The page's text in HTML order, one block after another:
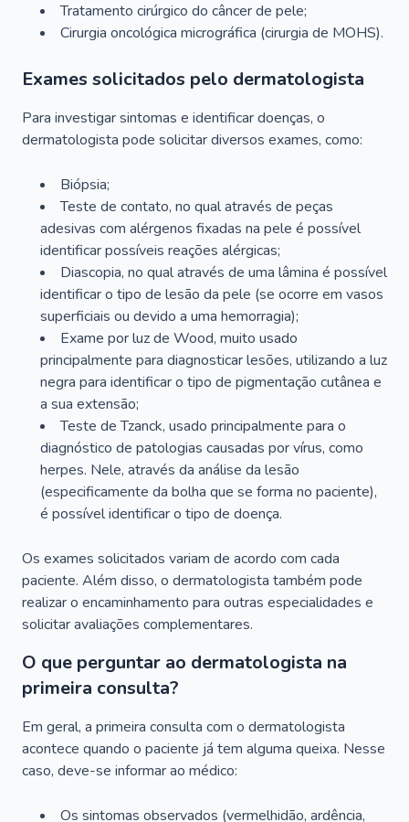
Tratamento cirúrgico do câncer de pele;
Cirurgia oncológica micrográfica (cirurgia de MOHS).
Exames solicitados pelo dermatologista
Para investigar sintomas e identificar doenças, o
dermatologista pode solicitar diversos exames, como:
Biópsia;
Teste de contato, no qual através de peças
adesivas com alérgenos fixadas na pele é possível
identificar possíveis reações alérgicas;
Diascopia, no qual através de uma lâmina é possível
identificar o tipo de lesão da pele (se ocorre em vasos
superficiais ou devido a uma hemorragia);
Exame por luz de Wood, muito usado
principalmente para diagnosticar lesões, utilizando a luz
negra para identificar o tipo de pigmentação cutânea e
a sua extensão;
Teste de Tzanck, usado principalmente para o
diagnóstico de patologias causadas por vírus, como
herpes. Nele, através da análise da lesão
(especificamente da bolha que se forma no paciente),
é possível identificar o tipo de doença.
Os exames solicitados variam de acordo com cada
paciente. Além disso, o dermatologista também pode
realizar o encaminhamento para outras especialidades e
solicitar avaliações complementares.
O que perguntar ao dermatologista na
primeira consulta?
Em geral, a primeira consulta com o dermatologista
acontece quando o paciente já tem alguma queixa. Nesse
caso, deve-se informar ao médico:
Os sintomas observados (vermelhidão, ardência,